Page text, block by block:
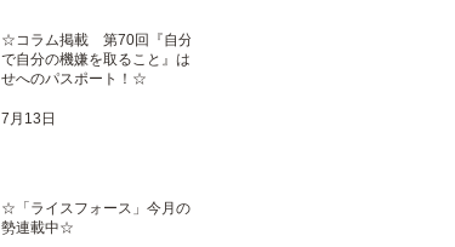
☆コラム掲載 第70回『自分
で自分の機嫌を取ること』は幸
せへのパスポート！☆
7月13日
☆「ライスフォース」今月の運
勢連載中☆